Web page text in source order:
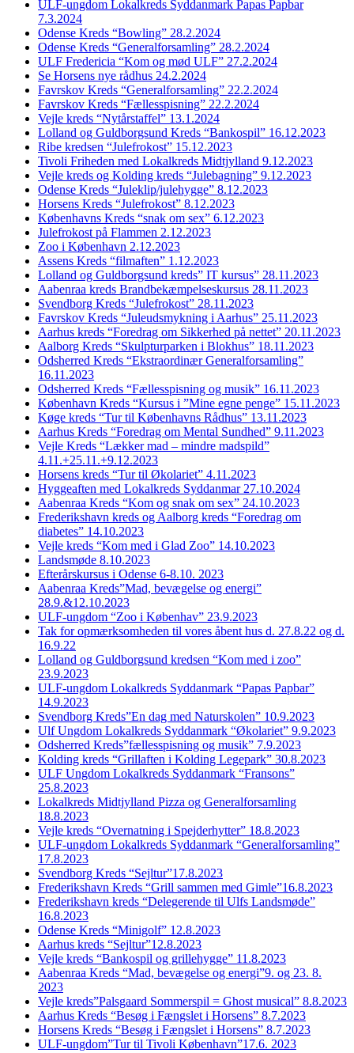
ULF-ungdom Lokalkreds Syddanmark Papas Papbar
7.3.2024
Odense Kreds “Bowling” 28.2.2024
Odense Kreds “Generalforsamling” 28.2.2024
ULF Fredericia “Kom og mød ULF” 27.2.2024
Se Horsens nye rådhus 24.2.2024
Favrskov Kreds “Generalforsamling” 22.2.2024
Favrskov Kreds “Fællesspisning” 22.2.2024
Vejle kreds “Nytårstaffel” 13.1.2024
Lolland og Guldborgsund Kreds “Bankospil” 16.12.2023
Ribe kredsen “Julefrokost” 15.12.2023
Tivoli Friheden med Lokalkreds Midtjylland 9.12.2023
Vejle kreds og Kolding kreds “Julebagning” 9.12.2023
Odense Kreds “Juleklip/julehygge” 8.12.2023
Horsens Kreds “Julefrokost” 8.12.2023
Københavns Kreds “snak om sex” 6.12.2023
Julefrokost på Flammen 2.12.2023
Zoo i København 2.12.2023
Assens Kreds “filmaften” 1.12.2023
Lolland og Guldborgsund kreds” IT kursus” 28.11.2023
Aabenraa kreds Brandbekæmpelseskursus 28.11.2023
Svendborg Kreds “Julefrokost” 28.11.2023
Favrskov Kreds “Juleudsmykning i Aarhus” 25.11.2023
Aarhus kreds “Foredrag om Sikkerhed på nettet” 20.11.2023
Aalborg Kreds “Skulpturparken i Blokhus” 18.11.2023
Odsherred Kreds “Ekstraordinær Generalforsamling”
16.11.2023
Odsherred Kreds “Fællesspisning og musik” 16.11.2023
København Kreds “Kursus i ”Mine egne penge” 15.11.2023
Køge kreds “Tur til Københavns Rådhus” 13.11.2023
Aarhus Kreds “Foredrag om Mental Sundhed” 9.11.2023
Vejle Kreds “Lækker mad – mindre madspild”
4.11.+25.11.+9.12.2023
Horsens kreds “Tur til Økolariet” 4.11.2023
Hyggeaften med Lokalkreds Syddanmar 27.10.2024
Aabenraa Kreds “Kom og snak om sex” 24.10.2023
Frederikshavn kreds og Aalborg kreds “Foredrag om
diabetes” 14.10.2023
Vejle kreds “Kom med i Glad Zoo” 14.10.2023
Landsmøde 8.10.2023
Efterårskursus i Odense 6-8.10. 2023
Aabenraa Kreds”Mad, bevægelse og energi”
28.9.&12.10.2023
ULF-ungdom “Zoo i Københav” 23.9.2023
Tak for opmærksomheden til vores åbent hus d. 27.8.22 og d.
16.9.22
Lolland og Guldborgsund kredsen “Kom med i zoo”
23.9.2023
ULF-ungdom Lokalkreds Syddanmark “Papas Papbar”
14.9.2023
Svendborg Kreds”En dag med Naturskolen” 10.9.2023
Ulf Ungdom Lokalkreds Syddanmark “Økolariet” 9.9.2023
Odsherred Kreds”fællesspisning og musik” 7.9.2023
Kolding kreds “Grillaften i Kolding Legepark” 30.8.2023
ULF Ungdom Lokalkreds Syddanmark “Fransons”
25.8.2023
Lokalkreds Midtjylland Pizza og Generalforsamling
18.8.2023
Vejle kreds “Overnatning i Spejderhytter” 18.8.2023
ULF-ungdom Lokalkreds Syddanmark “Generalforsamling”
17.8.2023
Svendborg Kreds “Sejltur”17.8.2023
Frederikshavn Kreds “Grill sammen med Gimle”16.8.2023
Frederikshavn kreds “Delegerende til Ulfs Landsmøde”
16.8.2023
Odense Kreds “Minigolf” 12.8.2023
Aarhus kreds “Sejltur”12.8.2023
Vejle kreds “Bankospil og grillehygge” 11.8.2023
Aabenraa Kreds “Mad, bevægelse og energi”9. og 23. 8.
2023
Vejle kreds”Palsgaard Sommerspil = Ghost musical” 8.8.2023
Aarhus Kreds “Besøg i Fængslet i Horsens” 8.7.2023
Horsens Kreds “Besøg i Fængslet i Horsens” 8.7.2023
ULF-ungdom”Tur til Tivoli København”17.6. 2023